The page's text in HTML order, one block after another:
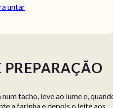
untar
tacho, leve ao lume e,
a farinha e depois o leite aos